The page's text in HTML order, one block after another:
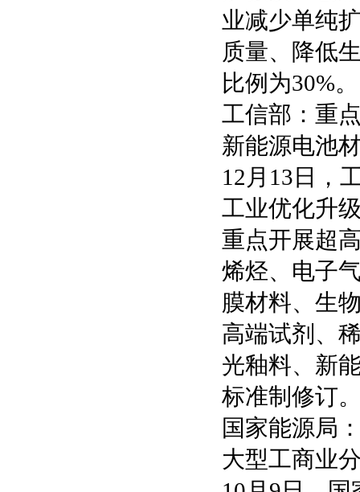
业减少单纯
质量、降低
比例为30%。
工信部：重
新能源电池
12月13日，
工业优化升
重点开展超
烯烃、电子
膜材料、生
高端试剂、
光釉料、新
标准制修订
国家能源局
大型工商业